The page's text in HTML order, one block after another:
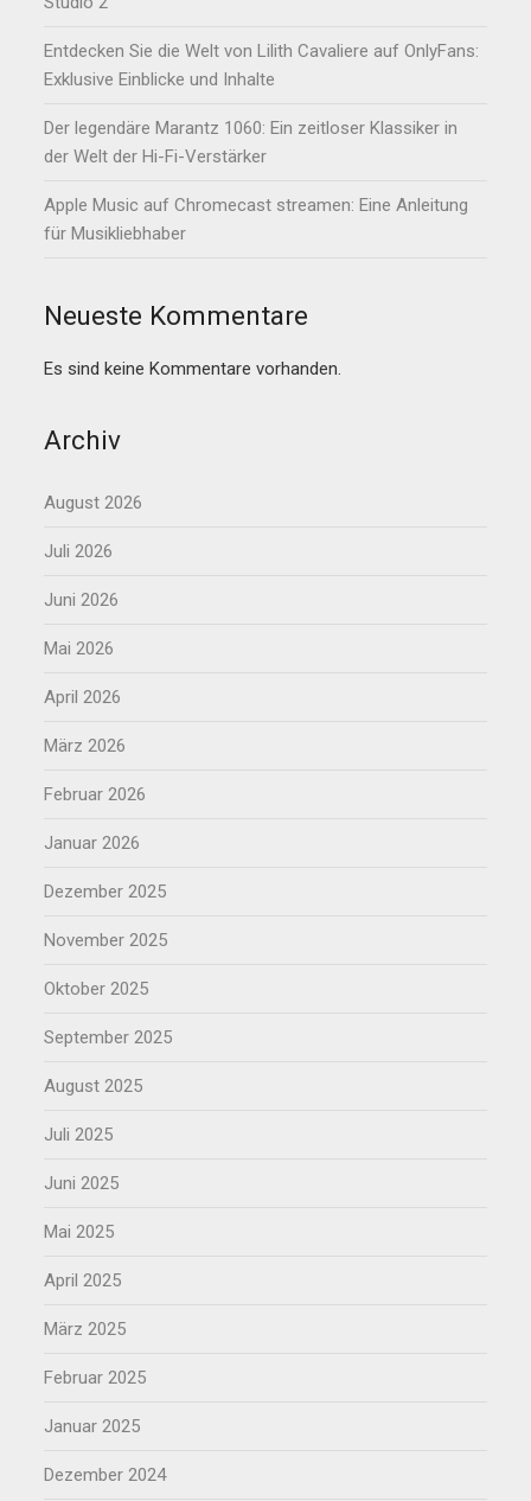
Entdecken Sie die Welt von Lilith Cavaliere auf OnlyFans:
Exklusive Einblicke und Inhalte
Der legendäre Marantz 1060: Ein zeitloser Klassiker in
der Welt der Hi-Fi-Verstärker
Apple Music auf Chromecast streamen: Eine Anleitung
für Musikliebhaber
Neueste Kommentare
Es sind keine Kommentare vorhanden.
Archiv
August 2026
Juli 2026
Juni 2026
Mai 2026
April 2026
März 2026
Februar 2026
Januar 2026
Dezember 2025
November 2025
Oktober 2025
September 2025
August 2025
Juli 2025
Juni 2025
Mai 2025
April 2025
März 2025
Februar 2025
Januar 2025
Dezember 2024